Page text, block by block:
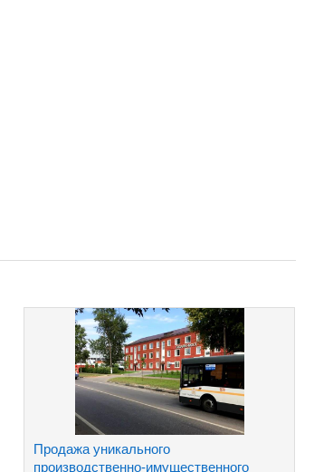
Продажа уникального
производственно-имущественного